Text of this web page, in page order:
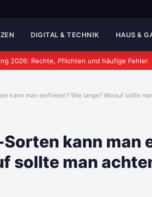
DIGITAL & TECHNIK HAUS &
2026: Rechte, Pflichten und häufige Fehler
kann man einfrieren? Wie lange? Worauf sollte
kann man
sollte man